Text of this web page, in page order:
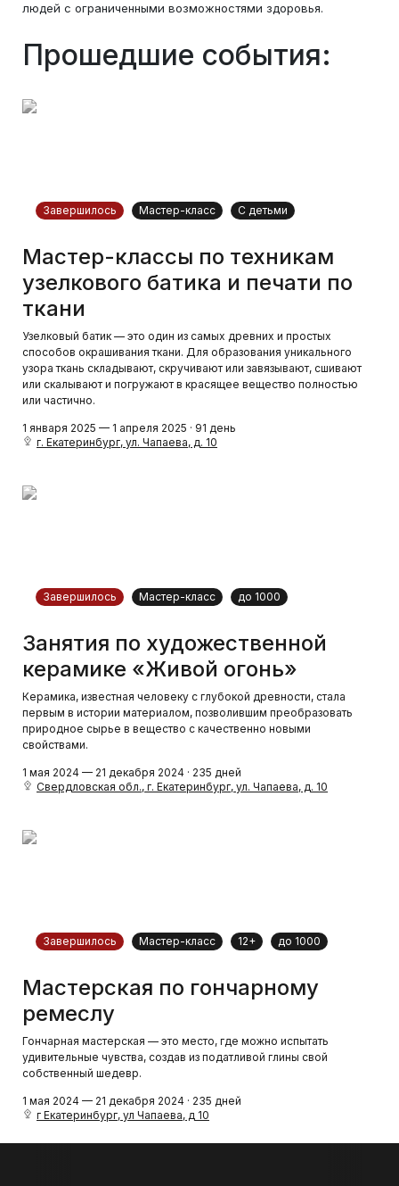
людей с ограниченными возможностями здоровья.
Прошедшие события:
Завершилось Мастер-класс С детьми
Мастер-классы по техникам
узелкового батика и печати по
ткани
Узелковый батик — это один из самых древних и простых
способов окрашивания ткани. Для образования уникального
узора ткань складывают, скручивают или завязывают, сшивают
или скалывают и погружают в красящее вещество полностью
или частично.
1 января 2025 — 1 апреля 2025 · 91 день
г. Екатеринбург, ул. Чапаева, д. 10
Завершилось Мастер-класс до 1000
Занятия по художественной
керамике «Живой огонь»
Керамика, известная человеку с глубокой древности, стала
первым в истории материалом, позволившим преобразовать
природное сырье в вещество с качественно новыми
свойствами.
1 мая 2024 — 21 декабря 2024 · 235 дней
Свердловская обл., г. Екатеринбург, ул. Чапаева, д. 10
Завершилось Мастер-класс 12+ до 1000
Мастерская по гончарному
ремеслу
Гончарная мастерская — это место, где можно испытать
удивительные чувства, создав из податливой глины свой
собственный шедевр.
1 мая 2024 — 21 декабря 2024 · 235 дней
г Екатеринбург, ул Чапаева, д 10